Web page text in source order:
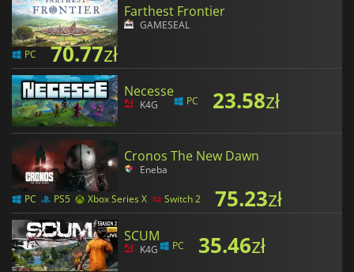
Farthest Frontier
GAMESEAL
PC 70.77zł
Necesse
K4G PC 23.58zł
Cronos The New Dawn
Eneba
PC PS5 Xbox Series X Switch 2 75.23zł
SCUM
K4G PC 35.46zł